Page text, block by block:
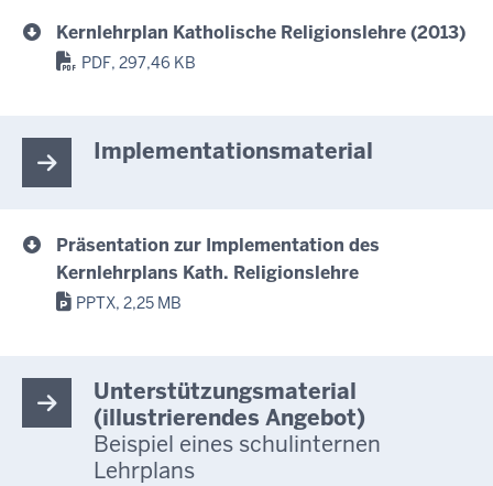
Kernlehrplan Katholische Religionslehre (2013)
PDF, 297,46 KB
Implementationsmaterial
Präsentation zur Implementation des
Kernlehrplans Kath. Religionslehre
PPTX, 2,25 MB
Unterstützungsmaterial
(illustrierendes Angebot)
Beispiel eines schulinternen
Lehrplans